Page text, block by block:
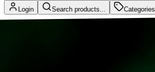
Login Search products...
Categories